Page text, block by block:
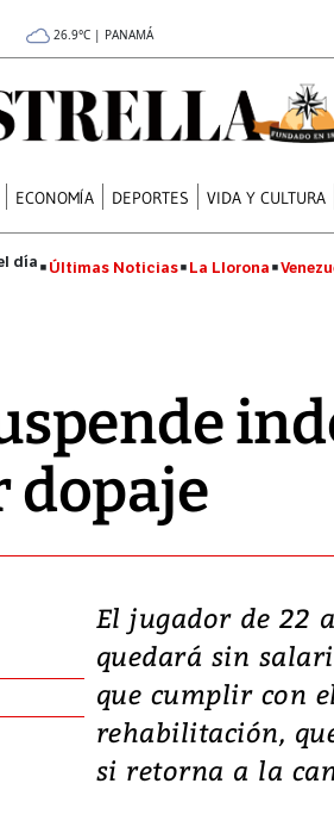
26.9°C | PANAMÁ
ECONOMÍA DEPORTES VIDA Y CULTURA
Últimas Noticias La Llorona
dopaje
El jugador de 22
quedará sin
que cumplir con
rehabilitación,
si retorna a la
Video,
deja
daños